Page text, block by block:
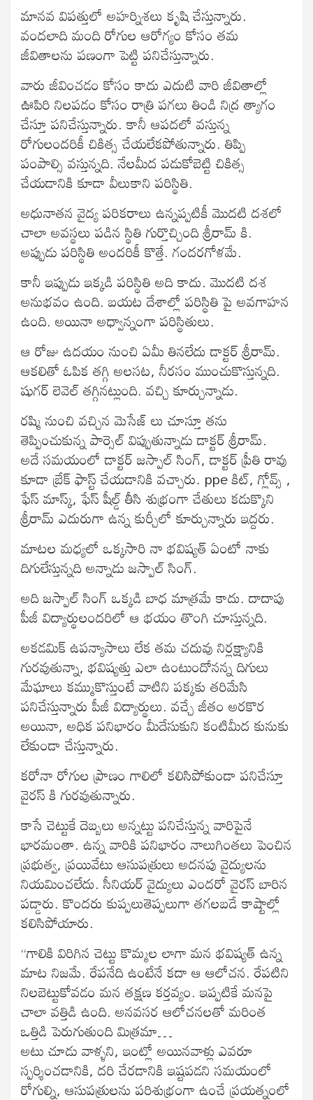
మానవ విపత్తులో అహర్నిశలు కృషి చేస్తున్నారు.
వందలాది మంది రోగుల ఆరోగ్యం కోసం తమ
జీవితాలను పణంగా పెట్టి పనిచేస్తున్నారు.
వారు జీవించడం కోసం కాదు ఎదుటి వారి జీవితాల్లో
ఊపిరి నిలపడం కోసం రాత్రి పగలు తిండి నిద్ర త్యాగం
చేస్తూ పనిచేస్తున్నారు. కానీ ఆపదలో వస్తున్న
రోగులందరికీ చికిత్స చేయలేకపోతున్నారు. తిప్పి
పంపాల్సి వస్తున్నది. నేలమీద పడుకోబెట్టి చికిత్స
చేయడానికి కూడా వీలుకాని పరిస్థితి.
అధునాతన వైద్య పరికరాలు ఉన్నప్పటికీ మొదటి దశలో
చాలా అవస్థలు పడిన స్థితి గుర్తొచ్చింది శ్రీరామ్ కి.
అప్పుడు పరిస్థితి అందరికీ కొత్తే. గందరగోళమే.
కానీ ఇప్పుడు ఇక్కడి పరిస్థితి అది కాదు. మొదటి దశ
అనుభవం ఉంది. బయట దేశాల్లో పరిస్థితి పై అవగాహన
ఉంది. అయినా అధ్వాన్నంగా పరిస్థితులు.
ఆ రోజు ఉదయం నుంచి ఏమీ తినలేదు డాక్టర్ శ్రీరామ్.
ఆకలితో ఓపిక తగ్గి అలసట, నీరసం ముంచుకొస్తున్నది.
షుగర్ లెవెల్ తగ్గినట్లుంది. వచ్చి కూర్చున్నాడు.
రష్మి నుంచి వచ్చిన మెసేజ్ లు చూస్తూ తను
తెప్పించుకున్న పార్సెల్ విప్పుతున్నాడు డాక్టర్ శ్రీరామ్.
అదే సమయంలో డాక్టర్ జస్పాల్ సింగ్, డాక్టర్ ప్రీతి రావు
కూడా బ్రేక్ ఫాస్ట్ చేయడానికి వచ్చారు. ppe కిట్, గ్లోవ్స్ ,
ఫేస్ మాస్క్, ఫేస్ షీల్డ్ తీసి శుభ్రంగా చేతులు కడుక్కొని
శ్రీరామ్ ఎదురుగా ఉన్న కుర్చీలో కూర్చున్నారు ఇద్దరు.
మాటల మధ్యలో ఒక్కసారి నా భవిష్యత్ ఏంటో నాకు
దిగులేస్తున్నది అన్నాడు జస్పాల్ సింగ్.
అది జస్పాల్ సింగ్ ఒక్కడి బాధ మాత్రమే కాదు. దాదాపు
పీజీ విద్యార్థులందరిలో ఆ భయం తొంగి చూస్తున్నది.
అకడమిక్ ఉపన్యాసాలు లేక తమ చదువు నిర్లక్ష్యానికి
గురవుతున్నా, భవిష్యత్తు ఎలా ఉంటుందోనన్న దిగులు
మేఘాలు కమ్ముకొస్తుంటే వాటిని పక్కకు తరిమేసి
పనిచేస్తున్నారు పీజీ విద్యార్థులు. వచ్చే జీతం అరకొర
అయినా, అధిక పనిభారం మీదేసుకుని కంటిమీద కునుకు
లేకుండా చేస్తున్నారు.
కరోనా రోగుల ప్రాణం గాలిలో కలిసిపోకుండా పనిచేస్తూ
వైరస్ కి గురవుతున్నారు.
కాసే చెట్టుకే దెబ్బలు అన్నట్టు పనిచేస్తున్న వారిపైనే
భారమంతా. ఉన్న వారికి పనిభారం నాలుగింతలు పెంచిన
ప్రభుత్వ, ప్రయివేటు ఆసుపత్రులు అదనపు వైద్యులను
నియమించలేదు. సీనియర్ వైద్యులు ఎందరో వైరస్ బారిన
పడ్డారు. కొందరు కుప్పలుతెప్పలుగా తగలబడే కాష్టాల్లో
కలిసిపోయారు.
“గాలికి విరిగిన చెట్టు కొమ్మల లాగా మన భవిష్యత్ ఉన్న
మాట నిజమే. రేపనేది ఉంటేనే కదా ఆ ఆలోచన. రేపటిని
నిలబెట్టుకోవడం మన తక్షణ కర్తవ్యం. ఇప్పటికే మనపై
చాలా వత్తిడి ఉంది. అనవసర ఆలోచనలతో మరింత
ఒత్తిడి పెరుగుతుంది మిత్రమా…
అటు చూడు వాళ్ళని, ఇంట్లో అయినవాళ్లు ఎవరూ
స్పర్శించడానికి, దరి చేరడానికి ఇష్టపడని సమయంలో
రోగుల్ని, ఆసుపత్రులను పరిశుభ్రంగా ఉంచే ప్రయత్నంలో